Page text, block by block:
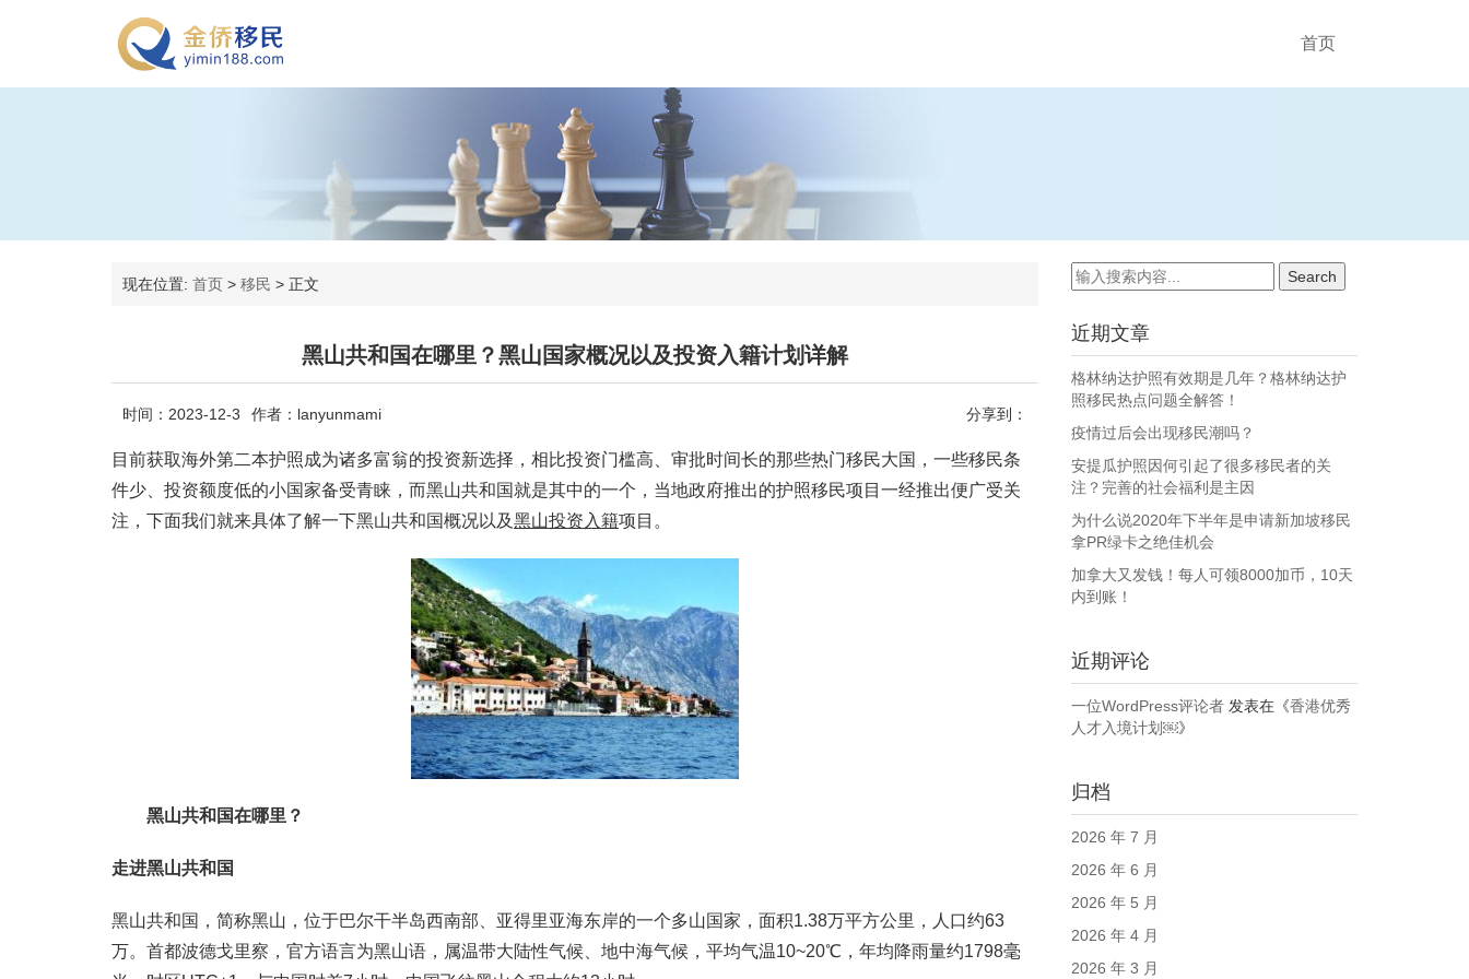
首页
现在位置: 首页 > 移民 > 正文
黑山共和国在哪里？黑山国家概况以及投资入籍计划详解
时间：2023-12-3 作者：lanyunmami 分享到：
目前获取海外第二本护照成为诸多富翁的投资新选择，相比投资门槛高、审批时间长的那些热门移民大国，一些移民条
件少、投资额度低的小国家备受青睐，而黑山共和国就是其中的一个，当地政府推出的护照移民项目一经推出便广受关
注，下面我们就来具体了解一下黑山共和国概况以及黑山投资入籍项目。
黑山共和国在哪里？
走进黑山共和国
黑山共和国，简称黑山，位于巴尔干半岛西南部、亚得里亚海东岸的一个多山国家，面积1.38万平方公里，人口约63
万。首都波德戈里察，官方语言为黑山语，属温带大陆性气候、地中海气候，平均气温10~20℃，年均降雨量约1798毫
近期文章
格林纳达护照有效期是几年？格林纳达护
照移民热点问题全解答！
疫情过后会出现移民潮吗？
安提瓜护照因何引起了很多移民者的关
注？完善的社会福利是主因
为什么说2020年下半年是申请新加坡移民
拿PR绿卡之绝佳机会
加拿大又发钱！每人可领8000加币，10天
内到账！
近期评论
一位WordPress评论者发表在《香港优秀
人才入境计划￼》
归档
2026 年 7 月
2026 年 6 月
2026 年 5 月
2026 年 4 月
2026 年 3 月